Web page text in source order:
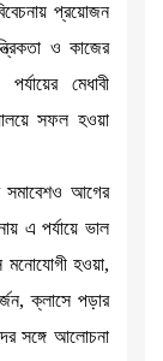
প্রয়োজন
ও কাজের
মেধাবী
সফল হওয়া
সমাবেশও আগের
এ পর্যায়ে ভাল
হওয়া,
ক্লাসে পড়ার
সঙ্গে আলোচনা